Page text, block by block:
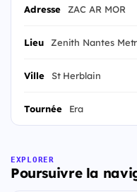
Adresse ZAC AR MOR
Lieu Zenith Nantes
Ville St Herblain
Tournée Era
EXPLORER
Poursuivre la